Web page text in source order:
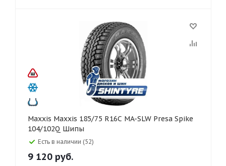
Maxxis Maxxis 185/75 R16C MA-SLW Presa Spike
104/102Q Шипы
Есть в наличии (52)
9 120 руб.